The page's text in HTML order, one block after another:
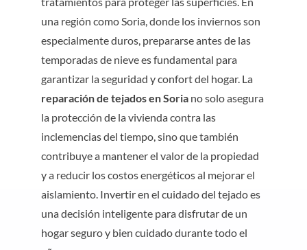
una región como Soria, donde los inviernos son
especialmente duros, prepararse antes de las
temporadas de nieve es fundamental para
garantizar la seguridad y confort del hogar. La
reparación de tejados en Soriano solo asegura
la protección de la vivienda contra las
inclemencias del tiempo, sino que también
contribuye a mantener el valor de la propiedad
y a reducir los costos energéticos al mejorar el
aislamiento. Invertir en el cuidado del tejado es
una decisión inteligente para disfrutar de un
hogar seguro y bien cuidado durante todo el